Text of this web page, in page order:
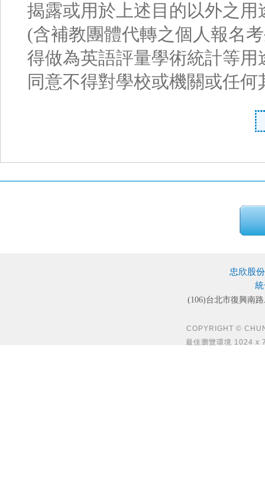
揭露或用於上述目的以外之
(含補教團體代轉之個人報名
得做為英語評量學術統計等
同意不得對學校或機關或任
忠欣股
(106)台北市復興南
COPYRIGHT ©
最佳瀏覽環境 1024 x